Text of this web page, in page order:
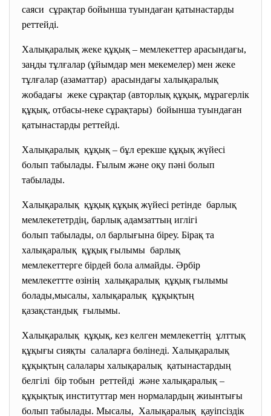
саяси сұрақтар бойынша туындаған қатынастарды
реттейді.
Халықаралық жеке құқық – мемлекеттер арасындағы,
заңды тұлғалар (ұйымдар мен мекемелер) мен жеке
тұлғалар (азаматтар) арасындағы халықаралық
жобадағы жеке сұрақтар (авторлық құқық, мұрагерлік
құқық, отбасы-неке сұрақтары) бойынша туындаған
қатынастарды реттейді.
Халықаралық құқық – бұл ерекше құқық жүйесі
болып табылады. Ғылым және оқу пәні болып
табылады.
Халықаралық құқық құқық жүйесі ретінде барлық
мемлекететрдің, барлық адамзаттың иглігі
болып табылады, ол барлығына біреу. Бірақ та
халықаралық құқық ғылымы барлық
мемлекеттерге бірдей бола алмайды. Әрбір
мемлекеттте өзінің халықаралық құқық ғылымы
болады,мысалы, халықаралық құқықтың
қазақстандық ғылымы.
Халықаралық құқық, кез келген мемлекеттің ұлттық
құқығы сияқты салаларға бөлінеді. Халықаралық
құқықтың салалары халықаралық қатынастардың
белгілі бір тобын реттейді және халықаралық –
құқықтық институттар мен нормалардың жиынтығы
болып табылады. Мысалы, Халықаралық қауіпсіздік